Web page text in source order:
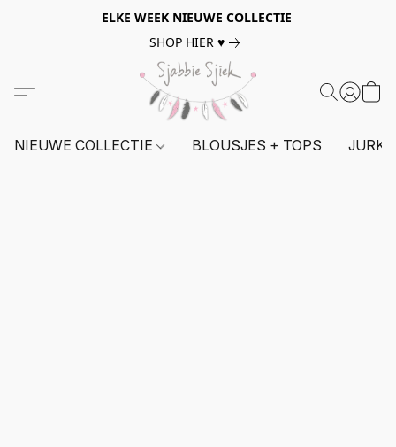
ELKE WEEK NIEUWE COLLECTIE
SHOP HIER ♥
NIEUWE COLLECTIE BLOUSJES + TOPS